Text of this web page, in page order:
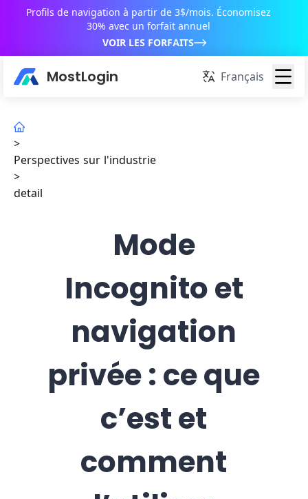
Profils de navigation à partir de 3$/mois. Économisez
30% avec un forfait annuel
VOIR LES FORFAITS
MostLogin Français
>
Perspectives sur l'industrie
>
detail
Mode
Incognito et
navigation
privée : ce que
c’est et
comment